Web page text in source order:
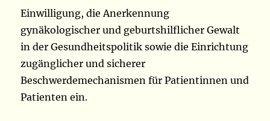
Einwilligung, die Anerkennung
gynäkologischer und geburtshilflicher Gewalt
in der Gesundheitspolitik sowie die Einrichtung
zugänglicher und sicherer
Beschwerdemechanismen für Patientinnen und
Patienten ein.